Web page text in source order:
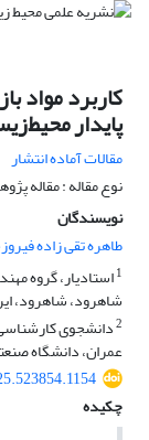
کاربرد مواد
پایدار
مقالات آماده انتشار
نوع مقاله : مقاله
نویسندگان
طاهره تقی زاده
1استادیار، گروه
شاهرود، شاهرود،
2دانشجوی
عمران، دانشگاه
چکیده